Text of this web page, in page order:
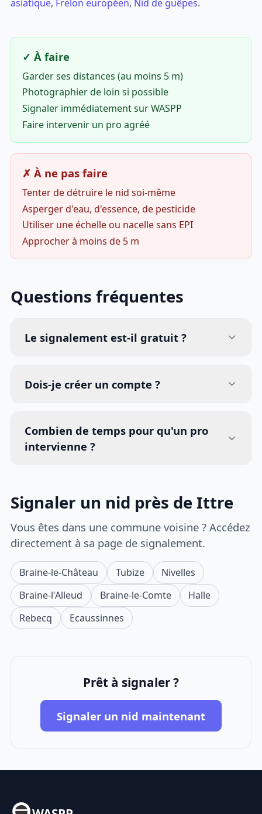
asiatique, Frelon européen, Nid de guêpes.
✓ À faire
Garder ses distances (au moins 5 m)
Photographier de loin si possible
Signaler immédiatement sur WASPP
Faire intervenir un pro agréé
✗ À ne pas faire
Tenter de détruire le nid soi-même
Asperger d'eau, d'essence, de pesticide
Utiliser une échelle ou nacelle sans EPI
Approcher à moins de 5 m
Questions fréquentes
Le signalement est-il gratuit ?
Dois-je créer un compte ?
Combien de temps pour qu'un pro
intervienne ?
Signaler un nid près de Ittre
Vous êtes dans une commune voisine ? Accédez
directement à sa page de signalement.
Braine-le-Château Tubize
Nivelles
Braine-l'Alleud
Braine-le-Comte
Halle
Rebecq
Ecaussinnes
Prêt à signaler ?
Signaler un nid maintenant